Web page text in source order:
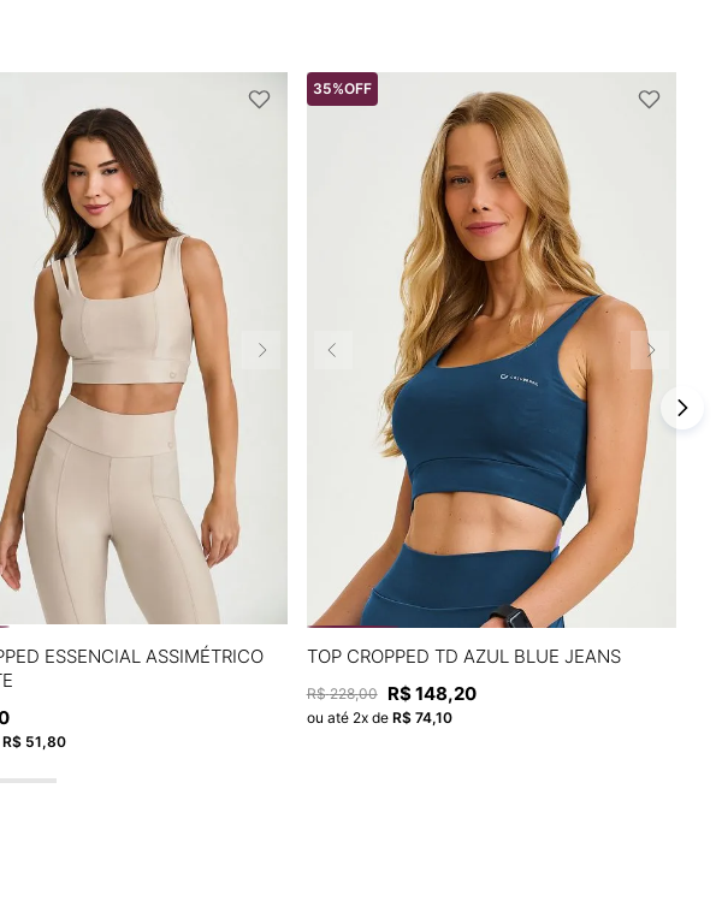
ESSENCIAL ASSIMÉTRICO
R$ 51,80
35%OFF
ADICIONAR À SACOLA
TOP CROPPED TD AZUL BLUE JEANS
R$ 228,00 R$148,20
ou até 2x de R$ 74,10